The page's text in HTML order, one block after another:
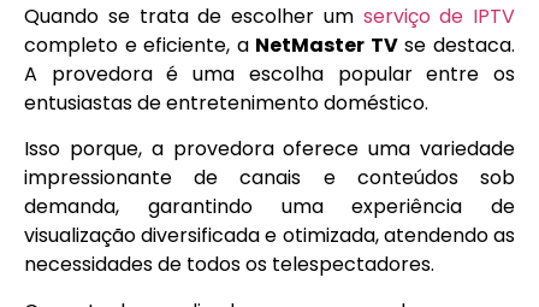
Quando se trata de escolher um serviço de IPTV
completo e eficiente, a NetMaster TVse destaca.
A provedora é uma escolha popular entre os
entusiastas de entretenimento doméstico.
Isso porque, a provedora oferece uma variedade
impressionante de canais e conteúdos sob
demanda, garantindo uma experiência de
visualização diversificada e otimizada, atendendo as
necessidades de todos os telespectadores.